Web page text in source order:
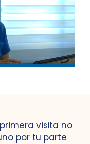
visita no
por tu parte